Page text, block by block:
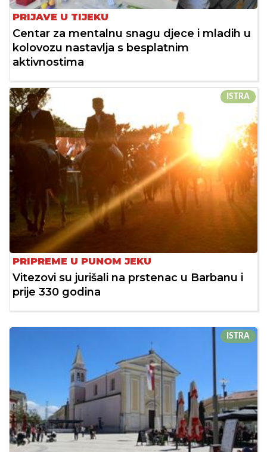
PRIJAVE U TIJEKU
Centar za mentalnu snagu djece i mladih u
kolovozu nastavlja s besplatnim
aktivnostima
ISTRA
PRIPREME U PUNOM JEKU
Vitezovi su jurišali na prstenac u Barbanu i
prije 330 godina
ISTRA